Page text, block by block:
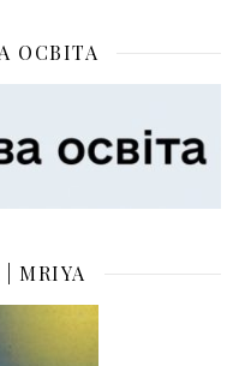
ОСВІТА
| MRIYA